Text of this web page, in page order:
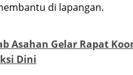
di lapangan.
Asahan Gelar Rapat
Dini